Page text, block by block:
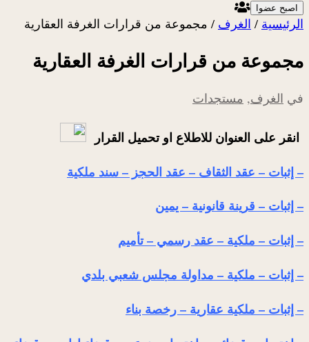
اصبح عضوا
الرئيسية / الغرف / مجموعة من قرارات الغرفة العقارية
مجموعة من قرارات الغرفة العقارية
في الغرف, مستجدات
انقر على العنوان للاطلاع او تحميل القرار
– إثبات – عقد الثقاف – عقد الحجز – سند ملكية
– إثبات – قرينة قانونية – يمين
– إثبات – ملكية – عقد رسمي – تأميم
– إثبات – ملكية – مداولة مجلس شعبي بلدي
– إثبات – ملكية عقارية – رخصة بناء